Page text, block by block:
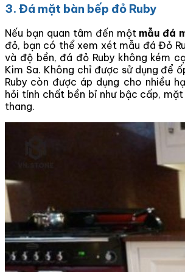
3. Đá mặt bàn bếp đỏ Ruby
Nếu bạn quan tâm đến một mẫu đá
đỏ, bạn có thể xem xét mẫu đá Đỏ
và độ bền, đá đỏ Ruby không kém
Kim Sa. Không chỉ được sử dụng để
Ruby còn được áp dụng cho nhiều
hỏi tính chất bền bỉ như bậc cấp,
thang.